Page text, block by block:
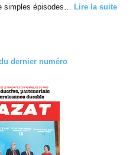
simples épisodes… Lire la suite
dernier numéro